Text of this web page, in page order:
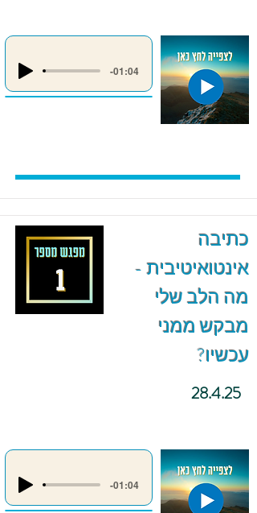
-01:04
כתיבה
אינטואיטיבית -
מה הלב שלי
מבקש ממני
עכשיו?
28.4.25
-01:04